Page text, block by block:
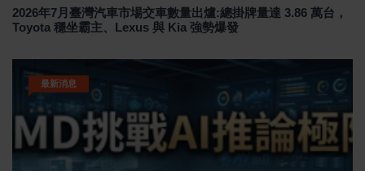
2026年7月臺灣汽車市場交車數量出爐:總掛牌量達 3.86 萬台，
Toyota 穩坐霸主、Lexus 與 Kia 強勢爆發
最新消息